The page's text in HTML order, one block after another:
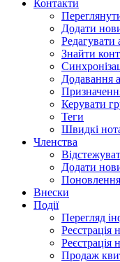
Контакти
Додати
Редагувати
Знайти
Додавання
Керувати
Теги
Швидкі
Членства
Додати
Внески
Події
Перегляд
Реєстрація
Реєстрація
Продаж